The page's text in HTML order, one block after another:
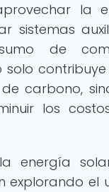
la
sistemas
de
solo
carbono,
los
energía
explorando el